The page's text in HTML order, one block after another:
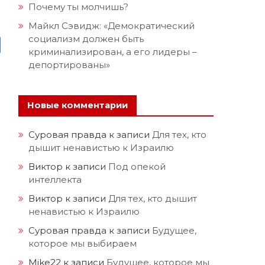
Почему ты молчишь?
Майкл Сэвидж: «Демократический
социализм должен быть
криминализирован, а его лидеры –
депортированы»
Новые комментарии
Суровая правда к записи Для тех, кто
дышит ненавистью к Израилю
Виктор к записи Под опекой
интеллекта
Виктор к записи Для тех, кто дышит
ненавистью к Израилю
Суровая правда к записи Будущее,
которое мы выбираем
Mike22 к записи Будущее, которое мы